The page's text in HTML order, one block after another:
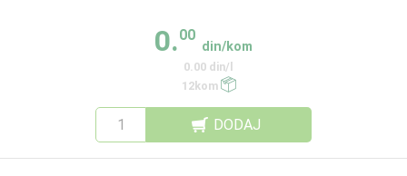
0.00
din/kom
0.00 din/l
12kom
DODAJ